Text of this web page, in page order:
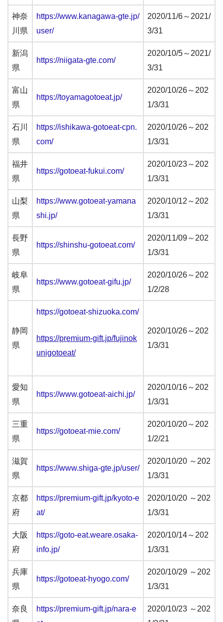
神奈
川県
https://www.kanagawa-gte.jp/
user/
2020/11/6～2021/
3/31
新潟
県
https://niigata-gte.com/
2020/10/5～2021/
3/31
富山
県
https://toyamagotoeat.jp/
2020/10/26～202
1/3/31
石川
県
https://ishikawa-gotoeat-cpn.
com/
2020/10/26～202
1/3/31
福井
県
https://gotoeat-fukui.com/
2020/10/23～202
1/3/31
山梨
県
https://www.gotoeat-yamana
shi.jp/
2020/10/12～202
1/3/31
長野
県
https://shinshu-gotoeat.com/
2020/11/09～202
1/3/31
岐阜
県
https://www.gotoeat-gifu.jp/
2020/10/26～202
1/2/28
静岡
県
https://gotoeat-shizuoka.com/
https://premium-gift.jp/fujinok
unigotoeat/
2020/10/26～202
1/3/31
愛知
県
https://www.gotoeat-aichi.jp/
2020/10/16～202
1/3/31
三重
県
https://gotoeat-mie.com/
2020/10/20～202
1/2/21
滋賀
県
https://www.shiga-gte.jp/user/
2020/10/20 ～202
1/3/31
京都
府
https://premium-gift.jp/kyoto-e
at/
2020/10/20 ～202
1/3/31
大阪
府
https://goto-eat.weare.osaka-
info.jp/
2020/10/14～202
1/3/31
兵庫
県
https://gotoeat-hyogo.com/
2020/10/29 ～202
1/3/31
奈良
https://premium-gift.jp/nara-e
2020/10/23 ～202